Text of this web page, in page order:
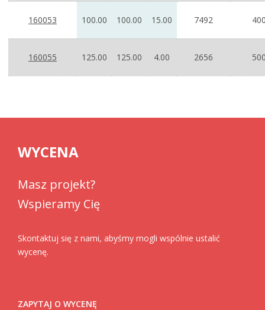
160053 100.00 100.00 15.00 7492
160055 125.00 125.00 4.00 2656
WYCENA
Masz projekt?
Wspieramy Cię
Skontaktuj się z nami, abyśmy mogli wspólnie ustalić
wycenę.
ZAPYTAJ O WYCENĘ